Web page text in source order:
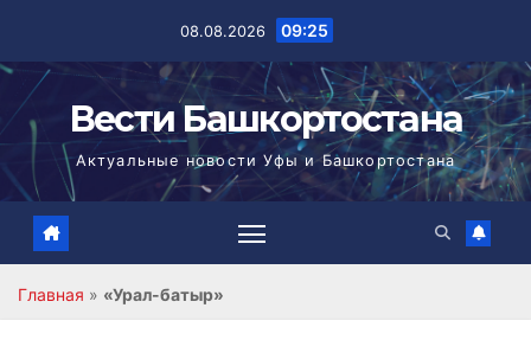
08.08.2026 09:25
Вести Башкортостана
Актуальные новости Уфы и Башкортостана
Главная » «Урал-батыр»